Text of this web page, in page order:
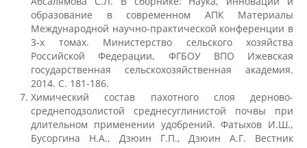
Международная деятельность
Организации-партнеры
Договоры о сотрудничестве
образование в современном АПК Материалы
Международной научно-практической конференции в
3-х томах. Министерство сельского хозяйства
Российской Федерации, ФГБОУ ВПО Ижевская
государственная сельскохозяйственная академия.
2014. С. 181-186.
Химический состав пахотного слоя дерново-
среднеподзолистой среднесуглинистой почвы при
длительном применении удобрений. Фатыхов И.Ш.,
Бусоргина Н.А., Дзюин Г.П., Дзюин А.Г. Вестник